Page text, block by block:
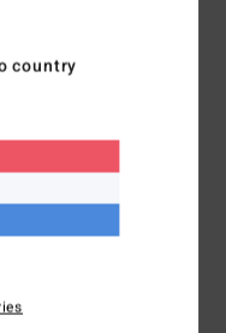
gerecycled polyester
de navel
gerecycled
country